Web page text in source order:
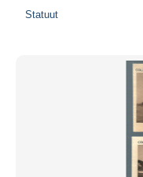
Statuut